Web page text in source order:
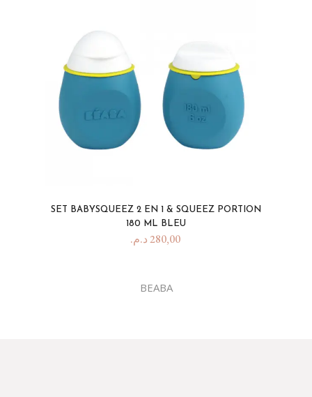
SET BABYSQUEEZ 2 EN 1 & SQUEEZ PORTION
180 ML BLEU
280,00د.م.
BEABA